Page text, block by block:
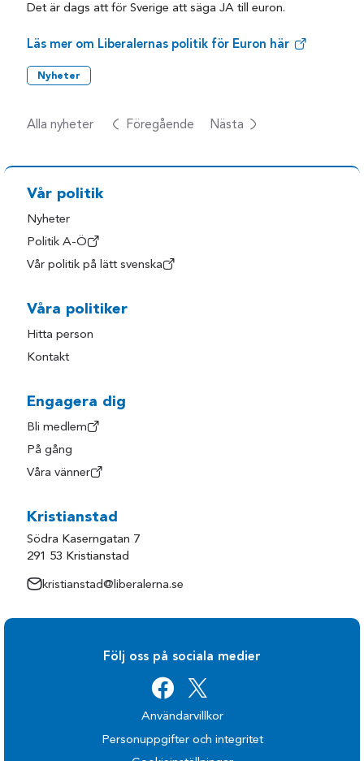
Det är dags att för Sverige att säga JA till euron.
Läs mer om Liberalernas politik för Euron här
Nyheter
Alla nyheter Föregående Nästa
Vår politik
Nyheter
Politik A-Ö
Vår politik på lätt svenska
Våra politiker
Hitta person
Kontakt
Engagera dig
Bli medlem
På gång
Våra vänner
Kristianstad
Södra Kaserngatan 7
291 53 Kristianstad
kristianstad@liberalerna.se
Följ oss på sociala medier
Användarvillkor
Personuppgifter och integritet